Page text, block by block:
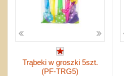
Trąbeki w groszki 5szt.
(PF-TRG5)